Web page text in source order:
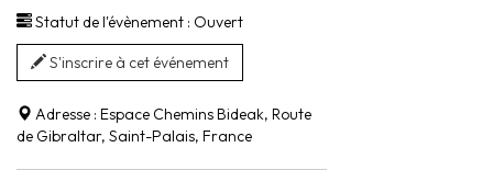
Statut de l'évènement : Ouvert
S'inscrire à cet événement
Adresse : Espace Chemins Bideak, Route
de Gibraltar, Saint-Palais, France